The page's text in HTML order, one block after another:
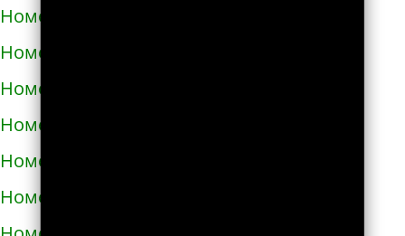
Номера телефонов такси в Днепре
Номера телефонов такси в Долине
Номера телефонов такси в Дрогобыче
Номера телефонов такси в Дублянах
Номера телефонов такси в Дубно
Номера телефонов такси в Дунаевцах